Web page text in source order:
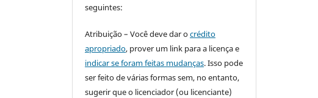
seguintes:
Atribuição – Você deve dar ocrédito
apropriado, prover um link para a licença e
indicar se foram feitas mudanças. Isso pode
ser feito de várias formas sem, no entanto,
sugerir que o licenciador (ou licenciante)